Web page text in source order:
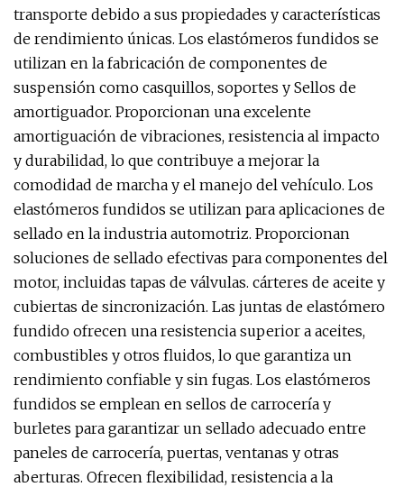
transporte debido a sus propiedades y características
de rendimiento únicas. Los elastómeros fundidos se
utilizan en la fabricación de componentes de
suspensión como casquillos, soportes y Sellos de
amortiguador. Proporcionan una excelente
amortiguación de vibraciones, resistencia al impacto
y durabilidad, lo que contribuye a mejorar la
comodidad de marcha y el manejo del vehículo. Los
elastómeros fundidos se utilizan para aplicaciones de
sellado en la industria automotriz. Proporcionan
soluciones de sellado efectivas para componentes del
motor, incluidas tapas de válvulas. cárteres de aceite y
cubiertas de sincronización. Las juntas de elastómero
fundido ofrecen una resistencia superior a aceites,
combustibles y otros fluidos, lo que garantiza un
rendimiento confiable y sin fugas. Los elastómeros
fundidos se emplean en sellos de carrocería y
burletes para garantizar un sellado adecuado entre
paneles de carrocería, puertas, ventanas y otras
aberturas. Ofrecen flexibilidad, resistencia a la